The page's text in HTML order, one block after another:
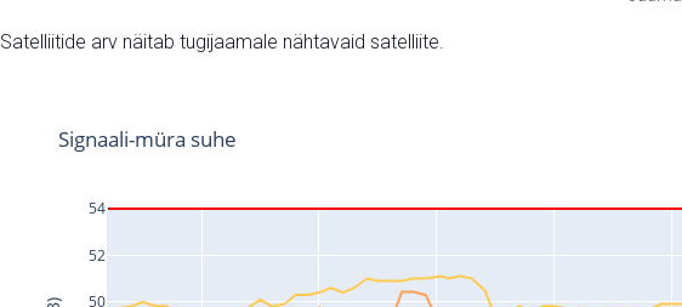
Satelliitide arv näitab tugijaamale nähtavaid satelliite.